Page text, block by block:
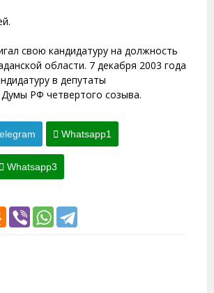
свою кандидатуру на должность
области. 7 декабря 2003 года
в депутаты
Думы РФ четвертого созыва.
Whatsapp1
Whatsapp3